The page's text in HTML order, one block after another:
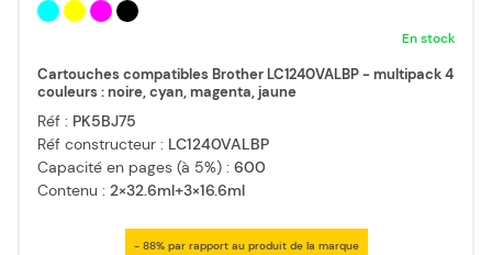
En stock
Cartouches compatibles Brother LC1240VALBP - multipack 4
couleurs : noire, cyan, magenta, jaune
Réf : PK5BJ75
Réf constructeur : LC1240VALBP
Capacité en pages (à 5%) : 600
Contenu : 2×32.6ml+3×16.6ml
- 88% par rapport au produit de la marque